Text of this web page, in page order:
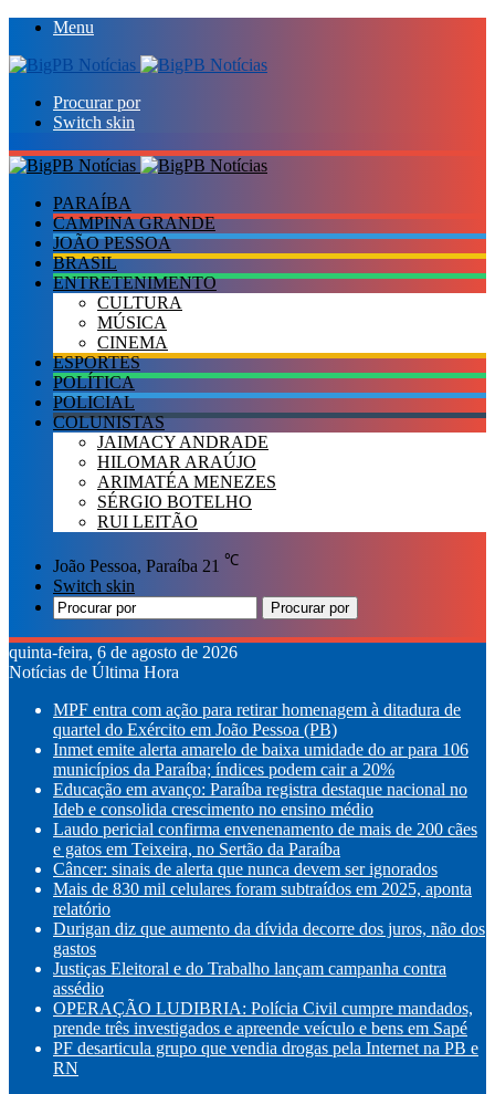
Menu
Procurar por
Switch skin
PARAÍBA
CAMPINA GRANDE
JOÃO PESSOA
BRASIL
ENTRETENIMENTO
CULTURA
MÚSICA
CINEMA
ESPORTES
POLÍTICA
POLICIAL
COLUNISTAS
JAIMACY ANDRADE
HILOMAR ARAÚJO
ARIMATÉA MENEZES
SÉRGIO BOTELHO
RUI LEITÃO
João Pessoa, Paraíba 21 ℃
Switch skin
Procurar por
quinta-feira, 6 de agosto de 2026
Notícias de Última Hora
MPF entra com ação para retirar homenagem à ditadura de
quartel do Exército em João Pessoa (PB)
Inmet emite alerta amarelo de baixa umidade do ar para 106
municípios da Paraíba; índices podem cair a 20%
Educação em avanço: Paraíba registra destaque nacional no
Ideb e consolida crescimento no ensino médio
Laudo pericial confirma envenenamento de mais de 200 cães
e gatos em Teixeira, no Sertão da Paraíba
Câncer: sinais de alerta que nunca devem ser ignorados
Mais de 830 mil celulares foram subtraídos em 2025, aponta
relatório
Durigan diz que aumento da dívida decorre dos juros, não dos
gastos
Justiças Eleitoral e do Trabalho lançam campanha contra
assédio
OPERAÇÃO LUDIBRIA: Polícia Civil cumpre mandados,
prende três investigados e apreende veículo e bens em Sapé
PF desarticula grupo que vendia drogas pela Internet na PB e
RN